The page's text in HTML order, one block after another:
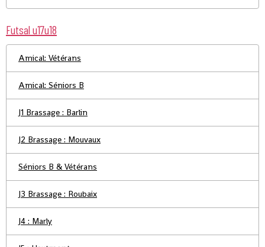
Futsal u17u18
Amical: Vétérans
Amical: Séniors B
J1 Brassage : Barlin
J2 Brassage : Mouvaux
Séniors B & Vétérans
J3 Brassage : Roubaix
J4 : Marly